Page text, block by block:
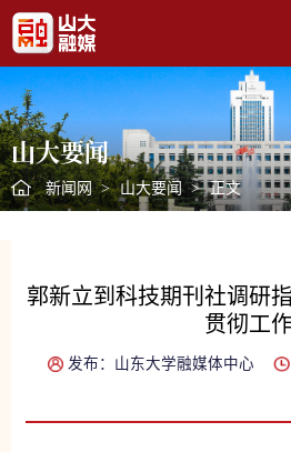
山大要闻
新闻网 > 山大要闻 > 正文
郭新立到科技期刊社调研
贯彻工
发布：山东大学融媒体中心